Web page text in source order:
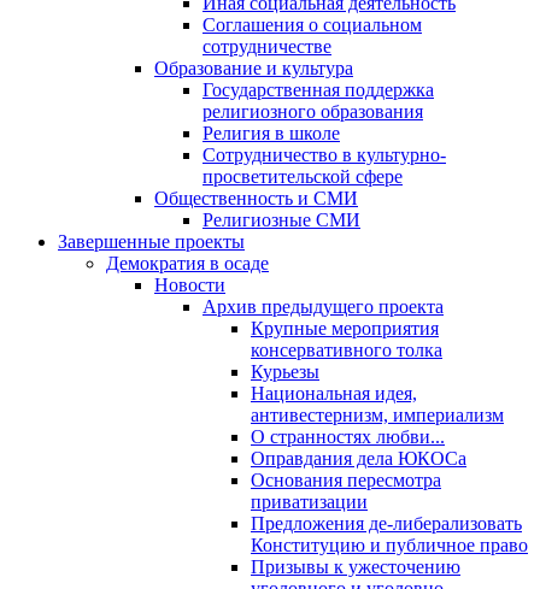
Соглашения о социальном
сотрудничестве
Образование и культура
Государственная поддержка
религиозного образования
Религия в школе
Сотрудничество в культурно-
просветительской сфере
Общественность и СМИ
Религиозные СМИ
Завершенные проекты
Демократия в осаде
Новости
Архив предыдущего проекта
Крупные мероприятия
консервативного толка
Курьезы
Национальная идея,
антивестернизм, империализм
О странностях любви...
Оправдания дела ЮКОСа
Основания пересмотра
приватизации
Предложения де-либерализовать
Конституцию и публичное право
Призывы к ужесточению